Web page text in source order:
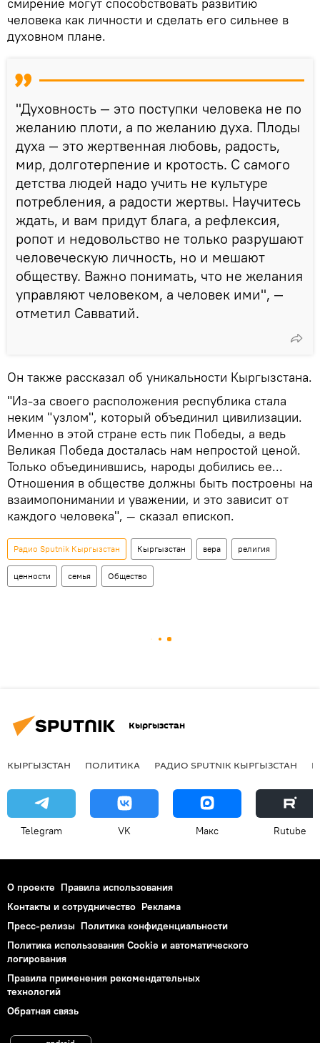
человека как личности и сделать его сильнее в
духовном плане.
"Духовность — это поступки человека не по
желанию плоти, а по желанию духа. Плоды
духа — это жертвенная любовь, радость,
мир, долготерпение и кротость. С самого
детства людей надо учить не культуре
потребления, а радости жертвы. Научитесь
ждать, и вам придут блага, а рефлексия,
ропот и недовольство не только разрушают
человеческую личность, но и мешают
обществу. Важно понимать, что не желания
управляют человеком, а человек ими", —
отметил Савватий.
Он также рассказал об уникальности Кыргызстана.
"Из-за своего расположения республика стала
неким "узлом", который объединил цивилизации.
Именно в этой стране есть пик Победы, а ведь
Великая Победа досталась нам непростой ценой.
Только объединившись, народы добились ее...
Отношения в обществе должны быть построены на
взаимопонимании и уважении, и это зависит от
каждого человека", — сказал епископ.
Радио Sputnik Кыргызстан Кыргызстан вера религия
ценности семья Общество
Кыргызстан
КЫРГЫЗСТАН ПОЛИТИКА РАДИО SPUTNIK КЫРГЫЗСТАН
Telegram VK Макс Rutube
О проекте Правила использования
Контакты и сотрудничество Реклама
Пресс-релизы Политика конфиденциальности
Политика использования Cookie и автоматического
логирования
Правила применения рекомендательных
технологий
Обратная связь